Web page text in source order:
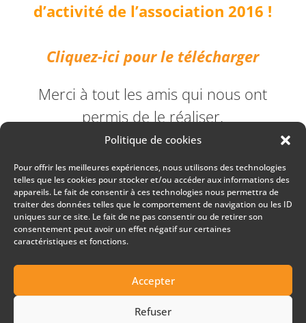
Politique de cookies
Pour offrir les meilleures expériences, nous utilisons des technologies
telles que les cookies pour stocker et/ou accéder aux informations des
appareils. Le fait de consentir à ces technologies nous permettra de
traiter des données telles que le comportement de navigation ou les ID
uniques sur ce site. Le fait de ne pas consentir ou de retirer son
consentement peut avoir un effet négatif sur certaines
caractéristiques et fonctions.
Accepter
Refuser
d’activité de l’association 2016 !
Cliquez-ici pour le télécharger
Merci à tout les amis qui nous ont
permis de le réaliser.
n’oubliez pas, nous avons toujours
besoin devotre soutien, afin de
réaliser les projets de Tombouctou
53 jours.